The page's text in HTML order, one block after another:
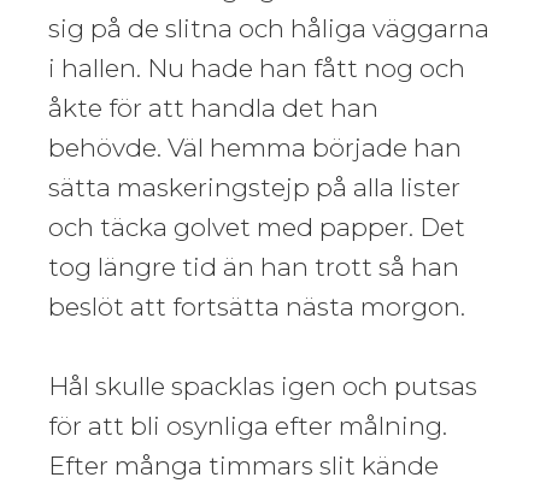
sig på de slitna och håliga väggarna
i hallen. Nu hade han fått nog och
åkte för att handla det han
behövde. Väl hemma började han
sätta maskeringstejp på alla lister
och täcka golvet med papper. Det
tog längre tid än han trott så han
beslöt att fortsätta nästa morgon.
Hål skulle spacklas igen och putsas
för att bli osynliga efter målning.
Efter många timmars slit kände